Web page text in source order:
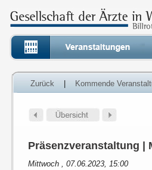
Zurück Kommende
Präsenzveranstaltung |
Mittwoch , 07.06.2023, 15:00